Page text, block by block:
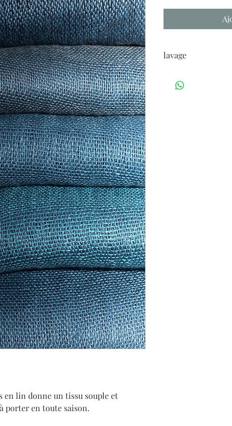
en lin donne un tissu souple et
porter en toute saison.
lavage
eau fraîche suffira.